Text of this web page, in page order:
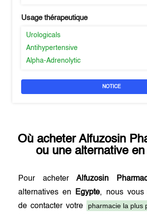
Usage thérapeutique
Urologicals
Antihypertensive
Alpha-Adrenolytic
NOTICE
Où acheter Alfuzosin
ou une alternative en
Pour acheterAlfuzosin
alternatives en
Egypte, nous vous
de contacter votre
pharmacie la plus